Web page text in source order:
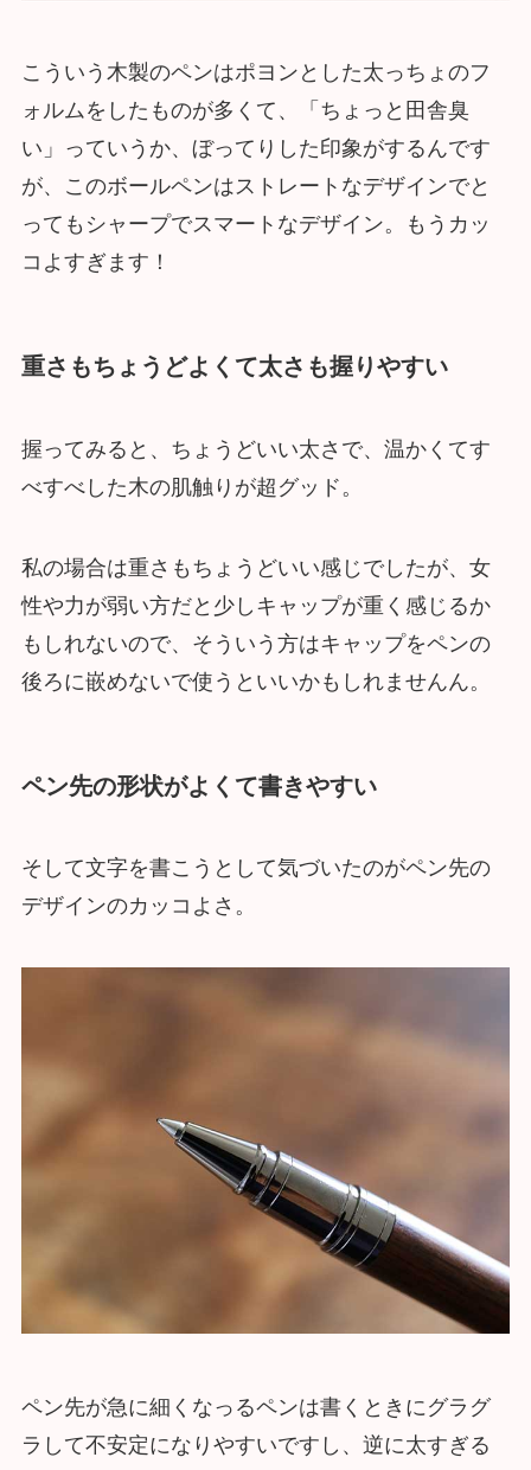
こういう木製のペンはポヨンとした太っちょのフ
ォルムをしたものが多くて、「ちょっと田舎臭
い」っていうか、ぼってりした印象がするんです
が、このボールペンはストレートなデザインでと
ってもシャープでスマートなデザイン。もうカッ
コよすぎます！
重さもちょうどよくて太さも握りやすい
握ってみると、ちょうどいい太さで、温かくてす
べすべした木の肌触りが超グッド。
私の場合は重さもちょうどいい感じでしたが、女
性や力が弱い方だと少しキャップが重く感じるか
もしれないので、そういう方はキャップをペンの
後ろに嵌めないで使うといいかもしれませんん。
ペン先の形状がよくて書きやすい
そして文字を書こうとして気づいたのがペン先の
デザインのカッコよさ。
ペン先が急に細くなっるペンは書くときにグラグ
ラして不安定になりやすいですし、逆に太すぎる